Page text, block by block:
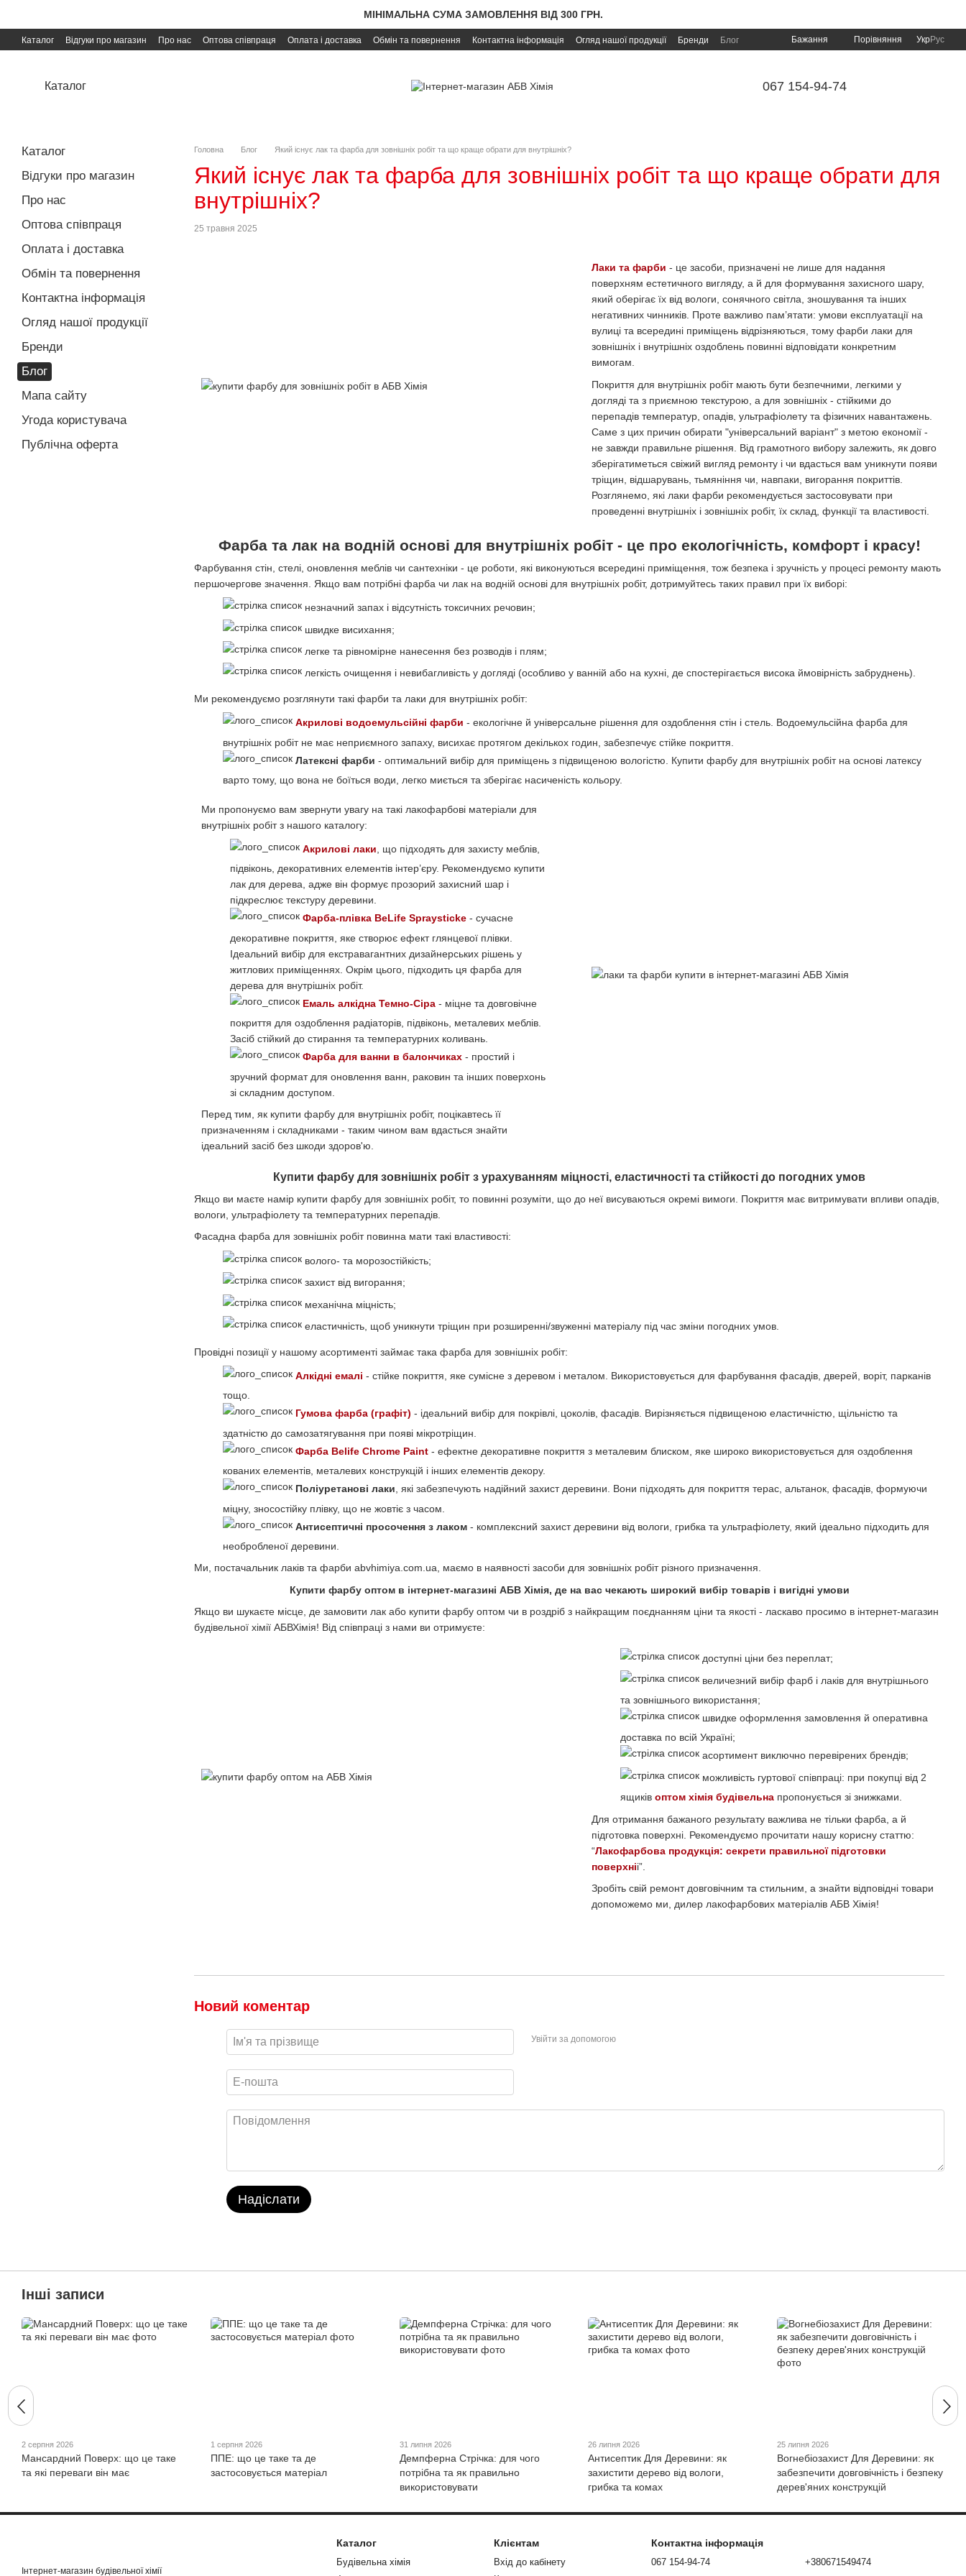
МІНІМАЛЬНА СУМА ЗАМОВЛЕННЯ ВІД 300 ГРН.
Каталог Відгуки про магазин Про нас Оптова співпраця Оплата і доставка Обмін та повернення Контактна інформація Огляд нашої продукції Бренди
Блог
Бажання Порівняння УкрРус
Каталог 067 154-94-74
Головна Блог Який існує лак та фарба для зовнішніх робіт та що краще обрати для внутрішніх?
Який існує лак та фарба для зовнішніх робіт та що краще обрати для
внутрішніх?
25 травня 2025
Лаки та фарби - це засоби, призначені не лише для надання
поверхням естетичного вигляду, а й для формування захисного шару,
який оберігає їх від вологи, сонячного світла, зношування та інших
негативних чинників. Проте важливо пам’ятати: умови експлуатації на
вулиці та всередині приміщень відрізняються, тому фарби лаки для
зовнішніх і внутрішніх оздоблень повинні відповідати конкретним
вимогам.
Покриття для внутрішніх робіт мають бути безпечними, легкими у
догляді та з приємною текстурою, а для зовнішніх - стійкими до
перепадів температур, опадів, ультрафіолету та фізичних навантажень.
Саме з цих причин обирати "універсальний варіант" з метою економії -
не завжди правильне рішення. Від грамотного вибору залежить, як довго
зберігатиметься свіжий вигляд ремонту і чи вдасться вам уникнути появи
тріщин, відшарувань, тьмяніння чи, навпаки, вигорання покриттів.
Розглянемо, які лаки фарби рекомендується застосовувати при
проведенні внутрішніх і зовнішніх робіт, їх склад, функції та властивості.
Фарба та лак на водній основі для внутрішніх робіт - це про екологічність, комфорт і красу!
Фарбування стін, стелі, оновлення меблів чи сантехніки - це роботи, які виконуються всередині приміщення, тож безпека і зручність у процесі ремонту мають
першочергове значення. Якщо вам потрібні фарба чи лак на водній основі для внутрішніх робіт, дотримуйтесь таких правил при їх виборі:
незначний запах і відсутність токсичних речовин;
швидке висихання;
легке та рівномірне нанесення без розводів і плям;
легкість очищення і невибагливість у догляді (особливо у ванній або на кухні, де спостерігається висока ймовірність забруднень).
Ми рекомендуємо розглянути такі фарби та лаки для внутрішніх робіт:
Акрилові водоемульсійні фарби - екологічне й універсальне рішення для оздоблення стін і стель. Водоемульсійна фарба для
внутрішніх робіт не має неприємного запаху, висихає протягом декількох годин, забезпечує стійке покриття.
Латексні фарби - оптимальний вибір для приміщень з підвищеною вологістю. Купити фарбу для внутрішніх робіт на основі латексу
варто тому, що вона не боїться води, легко миється та зберігає насиченість кольору.
Ми пропонуємо вам звернути увагу на такі лакофарбові матеріали для
внутрішніх робіт з нашого каталогу:
Акрилові лаки , що підходять для захисту меблів,
підвіконь, декоративних елементів інтер’єру. Рекомендуємо купити
лак для дерева, адже він формує прозорий захисний шар і
підкреслює текстуру деревини.
Фарба-плівка BeLife Spraysticke - сучасне
декоративне покриття, яке створює ефект глянцевої плівки.
Ідеальний вибір для екстравагантних дизайнерських рішень у
житлових приміщеннях. Окрім цього, підходить ця фарба для
дерева для внутрішніх робіт.
Емаль алкідна Темно-Сіра - міцне та довговічне
покриття для оздоблення радіаторів, підвіконь, металевих меблів.
Засіб стійкий до стирання та температурних коливань.
Фарба для ванни в балончиках - простий і
зручний формат для оновлення ванн, раковин та інших поверхонь
зі складним доступом.
Перед тим, як купити фарбу для внутрішніх робіт, поцікавтесь її
призначенням і складниками - таким чином вам вдасться знайти
ідеальний засіб без шкоди здоров'ю.
Купити фарбу для зовнішніх робіт з урахуванням міцності, еластичності та стійкості до погодних умов
Якщо ви маєте намір купити фарбу для зовнішніх робіт, то повинні розуміти, що до неї висуваються окремі вимоги. Покриття має витримувати впливи опадів,
вологи, ультрафіолету та температурних перепадів.
Фасадна фарба для зовнішніх робіт повинна мати такі властивості:
волого- та морозостійкість;
захист від вигорання;
механічна міцність;
еластичність, щоб уникнути тріщин при розширенні/звуженні матеріалу під час зміни погодних умов.
Провідні позиції у нашому асортименті займає така фарба для зовнішніх робіт:
Алкідні емалі - стійке покриття, яке сумісне з деревом і металом. Використовується для фарбування фасадів, дверей, воріт, парканів
тощо.
Гумова фарба (графіт) - ідеальний вибір для покрівлі, цоколів, фасадів. Вирізняється підвищеною еластичністю, щільністю та
здатністю до самозатягування при появі мікротріщин.
Фарба Belife Chrome Paint - ефектне декоративне покриття з металевим блиском, яке широко використовується для оздоблення
кованих елементів, металевих конструкцій і інших елементів декору.
Поліуретанові лаки , які забезпечують надійний захист деревини. Вони підходять для покриття терас, альтанок, фасадів, формуючи
міцну, зносостійку плівку, що не жовтіє з часом.
Антисептичні просочення з лаком - комплексний захист деревини від вологи, грибка та ультрафіолету, який ідеально підходить для
необробленої деревини.
Ми, постачальник лаків та фарби abvhimiya.com.ua, маємо в наявності засоби для зовнішніх робіт різного призначення.
Купити фарбу оптом в інтернет-магазині АБВ Хімія, де на вас чекають широкий вибір товарів і вигідні умови
Якщо ви шукаєте місце, де замовити лак або купити фарбу оптом чи в роздріб з найкращим поєднанням ціни та якості - ласкаво просимо в інтернет-магазин
будівельної хімії АБВХімія! Від співпраці з нами ви отримуєте:
доступні ціни без переплат;
величезний вибір фарб і лаків для внутрішнього
та зовнішнього використання;
швидке оформлення замовлення й оперативна
доставка по всій Україні;
асортимент виключно перевірених брендів;
можливість гуртової співпраці: при покупці від 2
ящиків оптом хімія будівельнапропонується зі знижками.
Для отримання бажаного результату важлива не тільки фарба, а й
підготовка поверхні. Рекомендуємо прочитати нашу корисну статтю:
“Лакофарбова продукція: секрети правильної підготовки
поверхніі”.
Зробіть свій ремонт довговічним та стильним, а знайти відповідні товари
допоможемо ми, дилер лакофарбових матеріалів АБВ Хімія!
Новий коментар
Увійти за допомогою
Надіслати
Каталог
Відгуки про магазин
Про нас
Оптова співпраця
Оплата і доставка
Обмін та повернення
Контактна інформація
Огляд нашої продукції
Бренди
Блог
Мапа сайту
Угода користувача
Публічна оферта
Інші записи
2 серпня 2026
Мансардний Поверх: що це таке
та які переваги він має
1 серпня 2026
ППЕ: що це таке та де
застосовується матеріал
31 липня 2026
Демпферна Стрічка: для чого
потрібна та як правильно
використовувати
26 липня 2026
Антисептик Для Деревини: як
захистити дерево від вологи,
грибка та комах
25 липня 2026
Вогнебіозахист Для Деревини: як
забезпечити довговічність і безпеку
дерев'яних конструкцій
Інтернет-магазин будівельної хімії
Каталог
Будівельна хімія
Клієнтам
Вхід до кабінету
Контактна інформація
067 154-94-74 +380671549474